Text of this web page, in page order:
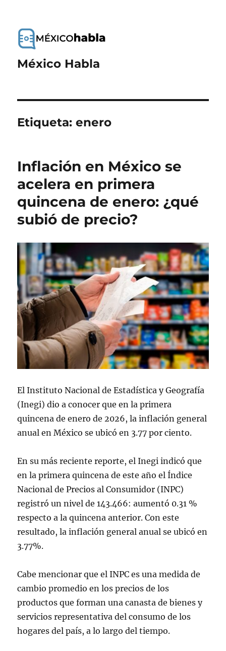
México Habla
Etiqueta:enero
Inflación en México se
acelera en primera
quincena de enero: ¿qué
subió de precio?
El Instituto Nacional de Estadística y Geografía
(Inegi) dio a conocer que en la primera
quincena de enero de 2026, la inflación general
anual en México se ubicó en 3.77 por ciento.
En su más reciente reporte, el Inegi indicó que
en la primera quincena de este año el Índice
Nacional de Precios al Consumidor (INPC)
registró un nivel de 143.466: aumentó 0.31 %
respecto a la quincena anterior. Con este
resultado, la inflación general anual se ubicó en
3.77%.
Cabe mencionar que el INPC es una medida de
cambio promedio en los precios de los
productos que forman una canasta de bienes y
servicios representativa del consumo de los
hogares del país, a lo largo del tiempo.